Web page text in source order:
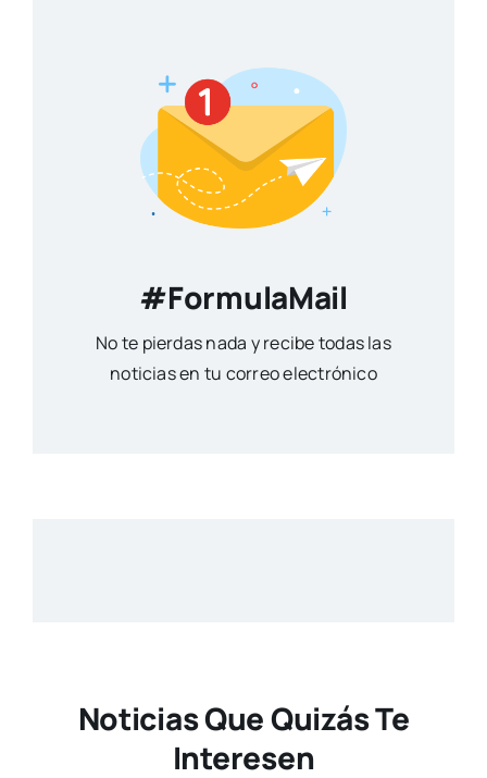
#FormulaMail
No te pierdas nada y recibe todas las
noticias en tu correo electrónico
Noticias Que Quizás Te
Interesen